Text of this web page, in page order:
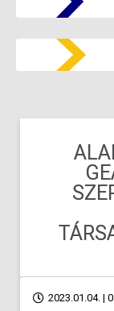
2023.01.04. |